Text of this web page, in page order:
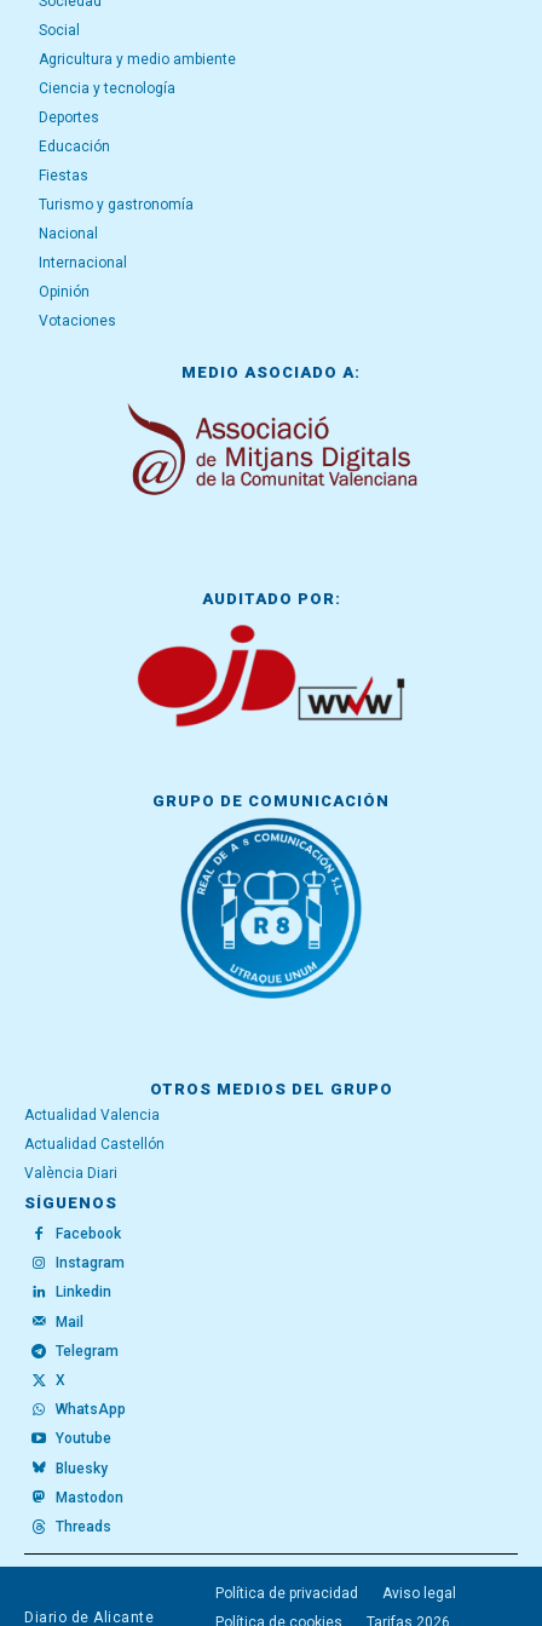
Social
Agricultura y medio ambiente
Ciencia y tecnología
Deportes
Educación
Fiestas
Turismo y gastronomía
Nacional
Internacional
Opinión
Votaciones
MEDIO ASOCIADO A:
AUDITADO POR:
GRUPO DE COMUNICACIÓN
OTROS MEDIOS DEL GRUPO
Actualidad Valencia
Actualidad Castellón
València Diari
SÍGUENOS
Facebook
Instagram
Linkedin
Mail
Telegram
X
WhatsApp
Youtube
Bluesky
Mastodon
Threads
Diario de Alicante
Política de privacidad
Aviso legal